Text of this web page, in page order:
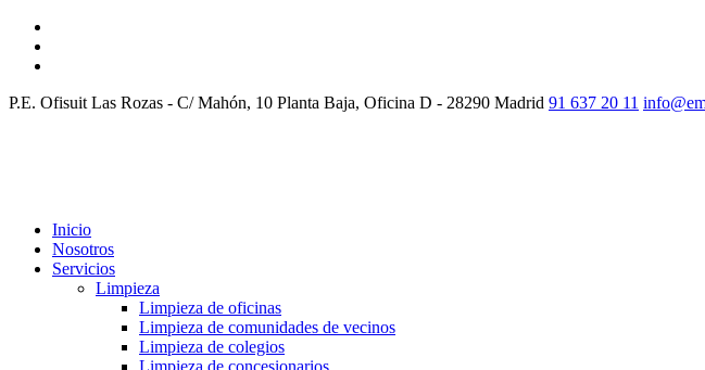
P.E. Ofisuit Las Rozas - C/ Mahón, 10 Planta Baja, Oficina D - 28290 Madrid 91 637 20 11
Inicio
Nosotros
Servicios
Limpieza
Limpieza de oficinas
Limpieza de comunidades de vecinos
Limpieza de colegios
Limpieza de concesionarios